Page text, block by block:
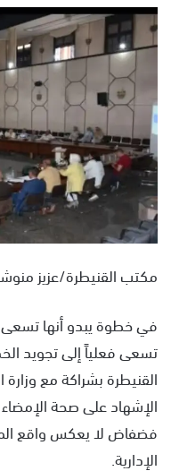
س
ل
ب
ر
ي
د
ا
إ
ل
و
مكتب القنيطرة/عزيز
في خطوة يبدو أنها تسعى
تسعى فعلياً إلى تجويد
القنيطرة بشراكة مع وزارة
الإشهاد على صحة
فضفاض لا يعكس واقع
الإدارية.